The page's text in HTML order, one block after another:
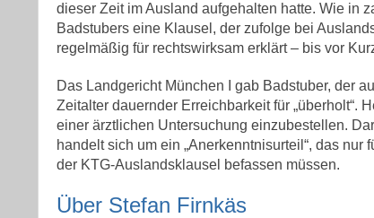
dieser Zeit im Ausland aufgehalten hatte. Wie in
Badstubers eine Klausel, der zufolge bei
regelmäßig für rechtswirksam erklärt – bis vor
Das Landgericht München I gab Badstuber, der
Zeitalter dauernder Erreichbarkeit für „überholt“.
einer ärztlichen Untersuchung einzubestellen.
handelt sich um ein „Anerkenntnisurteil“, das
der KTG-Auslandsklausel befassen müssen.
Über Stefan Firnkäs